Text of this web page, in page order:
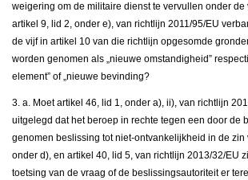
weigering om de militaire dienst te vervullen onder de
artikel 9, lid 2, onder e), van richtlijn 2011/95/EU
de vijf in artikel 10 van die richtlijn opgesomde
worden genomen als „nieuwe omstandigheid”
element” of „nieuwe bevinding?
3. a. Moet artikel 46, lid 1, onder a), ii), van richtlijn
uitgelegd dat het beroep in rechte tegen een door de
genomen beslissing tot niet-ontvankelijkheid in de zin
onder d), en artikel 40, lid 5, van richtlijn 2013/32/EU
toetsing van de vraag of de beslissingsautoriteit er